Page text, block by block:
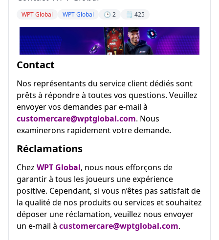
WPT Global WPT Global 🕒 2 🗒️ 425
Contact
Nos représentants du service client dédiés sont
prêts à répondre à toutes vos questions. Veuillez
envoyer vos demandes par e-mail à
customercare@wptglobal.com. Nous
examinerons rapidement votre demande.
Réclamations
Chez WPT Global, nous nous efforçons de
garantir à tous les joueurs une expérience
positive. Cependant, si vous n’êtes pas satisfait de
la qualité de nos produits ou services et souhaitez
déposer une réclamation, veuillez nous envoyer
un e-mail à customercare@wptglobal.com.